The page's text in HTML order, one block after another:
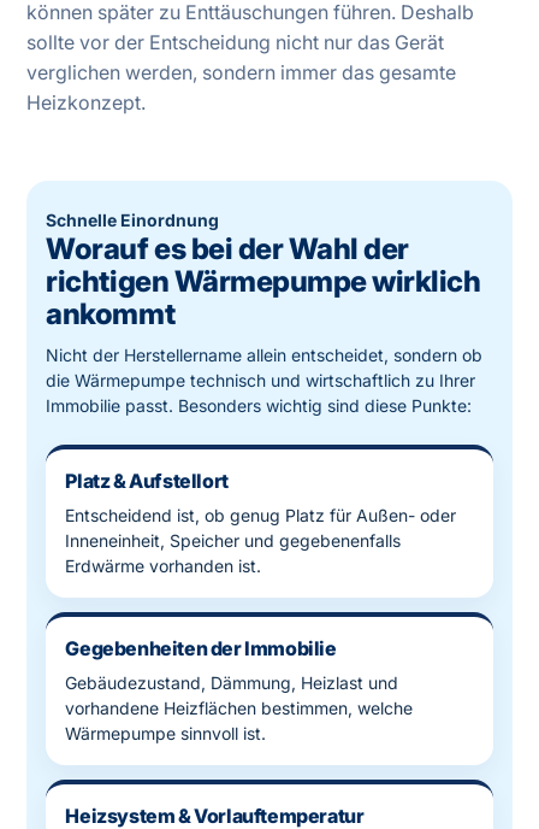
können später zu Enttäuschungen führen. Deshalb
sollte vor der Entscheidung nicht nur das Gerät
verglichen werden, sondern immer das gesamte
Heizkonzept.
Schnelle Einordnung
Worauf es bei der Wahl der
richtigen Wärmepumpe wirklich
ankommt
Nicht der Herstellername allein entscheidet, sondern ob
die Wärmepumpe technisch und wirtschaftlich zu Ihrer
Immobilie passt. Besonders wichtig sind diese Punkte:
Platz & Aufstellort
Entscheidend ist, ob genug Platz für Außen- oder
Inneneinheit, Speicher und gegebenenfalls
Erdwärme vorhanden ist.
Gegebenheiten der Immobilie
Gebäudezustand, Dämmung, Heizlast und
vorhandene Heizflächen bestimmen, welche
Wärmepumpe sinnvoll ist.
Heizsystem & Vorlauftemperatur